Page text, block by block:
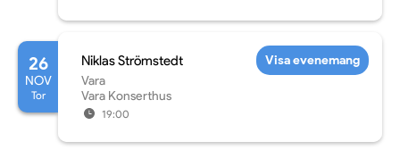
26
NOV
Tor
Niklas Strömstedt
Vara
Vara Konserthus
19:00
Visa evenemang